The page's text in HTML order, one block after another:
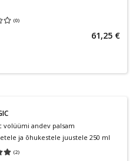
(0)0.00
61,25 €
volüümi andev palsam
ja õhukestele juustele 250 ml
(2)5.00